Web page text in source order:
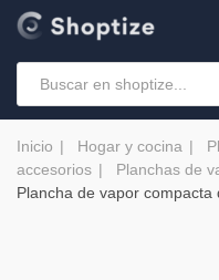
Inicio Hogar y cocina
accesorios
Planchas de
Plancha de vapor compacta